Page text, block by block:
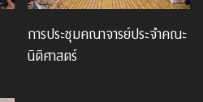
การประชุมคณาจารย์ประจำคณะ
นิติศาสตร์